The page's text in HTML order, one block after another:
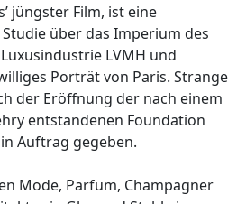
jüngster Film, ist eine
über das Imperium des
LVMH und
Porträt von Paris. Strange
der Eröffnung der nach einem
entstandenen Foundation
Auftrag gegeben.
Mode, Parfum, Champagner